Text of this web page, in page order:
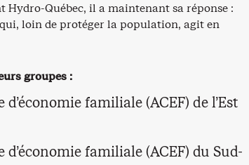
Québec, il a maintenant sa réponse :
loin de protéger la population, agit en
groupes :
familiale (ACEF) de l’Est
familiale (ACEF) du Sud-